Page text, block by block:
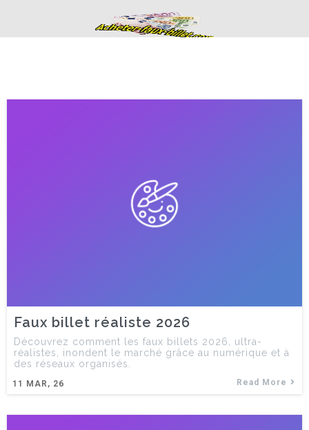
monnaie en euros
CONTACTS
Faux billet réaliste 2026
11 MAR, 26
Découvrez comment les faux billets 2026, ultra-
réalistes, inondent le marché grâce au numérique et à
des réseaux organisés.
Read More